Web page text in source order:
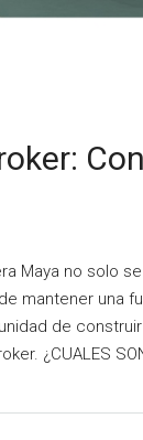
Maya no solo
mantener una
de
¿CUALES